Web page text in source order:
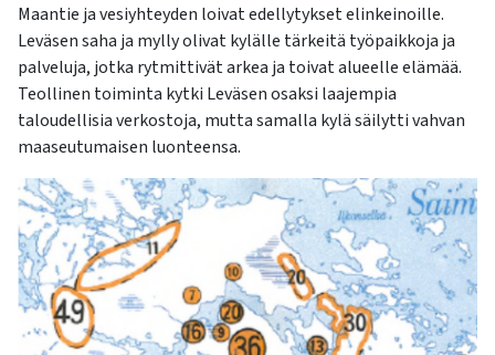
Maantie ja vesiyhteyden loivat edellytykset elinkeinoille.
Leväsen saha ja mylly olivat kylälle tärkeitä työpaikkoja ja
palveluja, jotka rytmittivät arkea ja toivat alueelle elämää.
Teollinen toiminta kytki Leväsen osaksi laajempia
taloudellisia verkostoja, mutta samalla kylä säilytti vahvan
maaseutumaisen luonteensa.